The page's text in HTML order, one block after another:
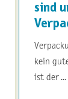
sind
kein
ist der ...